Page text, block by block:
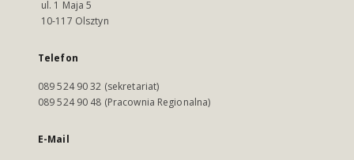
ul. 1 Maja 5
10-117 Olsztyn
Telefon
089 524 90 32 (sekretariat)
089 524 90 48 (Pracownia Regionalna)
E-Mail